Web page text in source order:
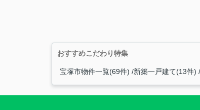
おすすめこだわり特集
宝塚市物件一覧(69件) 新築一戸建て(13件)